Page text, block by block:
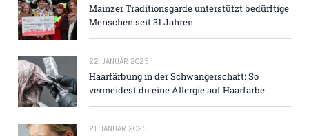
Mainzer Traditions­garde unterstützt bedürftige
Menschen seit 31 Jahren
22. JANUAR 2025
Haarfärbung in der Schwangerschaft: So
vermeidest du eine Allergie auf Haarfarbe
21. JANUAR 2025